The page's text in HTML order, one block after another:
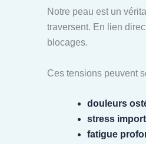
Notre peau est un
traversent. En lien
blocages.
Ces tensions peuvent
douleurs
stress
fatigue